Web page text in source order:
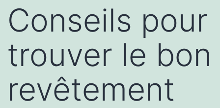
Conseils pour
trouver le bon
revêtement